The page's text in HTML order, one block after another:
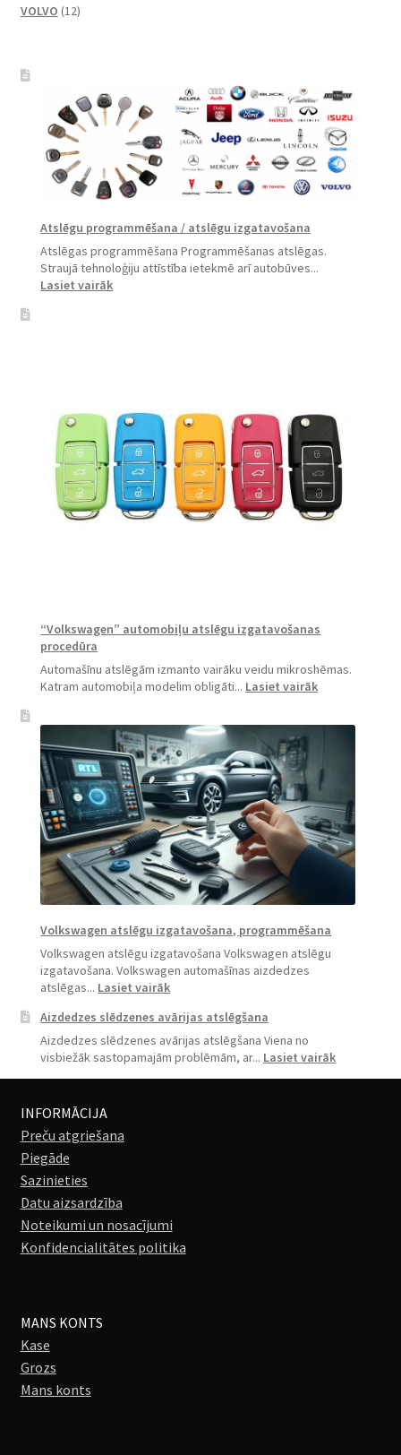
VOLVO 1212
Atslēgu programmēšana / atslēgu izgatavošana
Atslēgas programmēšana Programmēšanas atslēgas.
Straujā tehnoloģiju attīstība ietekmē arī autobūves...
Lasiet vairāk:
“Volkswagen” automobiļu atslēgu izgatavošanas
procedūra
Automašīnu atslēgām izmanto vairāku veidu mikroshēmas.
Katram automobiļa modelim obligāti... Lasiet vairāk:
procedūra
Volkswagen atslēgu izgatavošana, programmēšana
Volkswagen atslēgu izgatavošana Volkswagen atslēgu
izgatavošana. Volkswagen automašīnas aizdedzes
atslēgas... Lasiet vairāk:
atslēgu
izgatavošana,
programmēšana
Aizdedzes slēdzenes avārijas atslēgšana
Aizdedzes slēdzenes avārijas atslēgšana Viena no
visbiežāk sastopamajām problēmām, ar... Lasiet vairāk:
INFORMĀCIJA
Preču atgriešana
Piegāde
Sazinieties
Datu aizsardzība
Noteikumi un nosacījumi
Konfidencialitātes politika
MANS KONTS
Kase
Grozs
Mans konts